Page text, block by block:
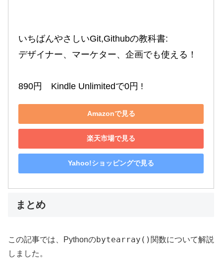
いちばんやさしいGit,Githubの教科書:
デザイナー、マーケター、企画でも使える！
890円　Kindle Unlimitedで0円 !
Amazonで見る
楽天市場で見る
Yahoo!ショッピングで見る
まとめ
この記事では、Pythonのbytearray() 関数について解説
しました。